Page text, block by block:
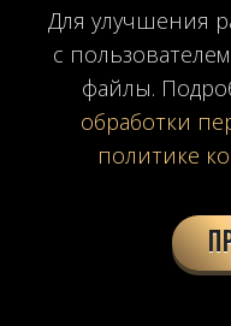
Светлый
Наиболее
Calacatta —
Для улучшения
с
файлы.
обработки
политике